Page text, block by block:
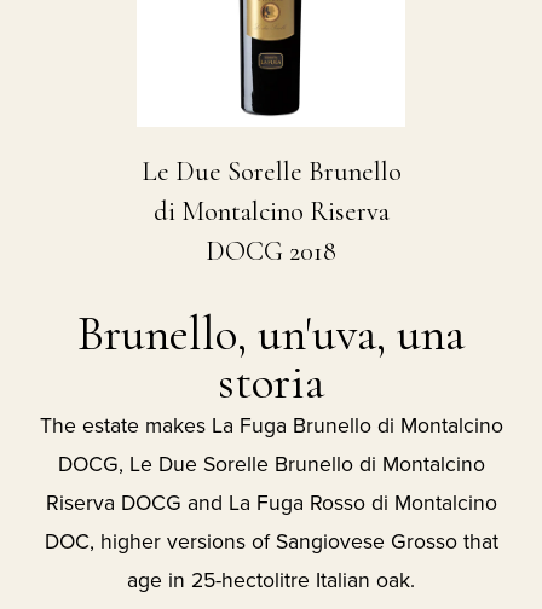
Le Due Sorelle Brunello
di Montalcino Riserva
DOCG 2018
Brunello, un'uva, una
storia
The estate makes La Fuga Brunello di Montalcino
DOCG, Le Due Sorelle Brunello di Montalcino
Riserva DOCG and La Fuga Rosso di Montalcino
DOC, higher versions of Sangiovese Grosso that
age in 25-hectolitre Italian oak.